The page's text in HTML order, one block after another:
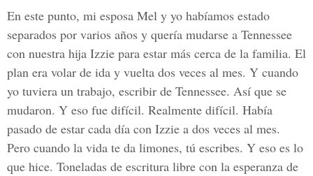
En este punto, mi esposa Mel y yo habíamos estado
separados por varios años y quería mudarse a Tennessee
con nuestra hija Izzie para estar más cerca de la familia. El
plan era volar de ida y vuelta dos veces al mes. Y cuando
yo tuviera un trabajo, escribir de Tennessee. Así que se
mudaron. Y eso fue difícil. Realmente difícil. Había
pasado de estar cada día con Izzie a dos veces al mes.
Pero cuando la vida te da limones, tú escribes. Y eso es lo
que hice. Toneladas de escritura libre con la esperanza de